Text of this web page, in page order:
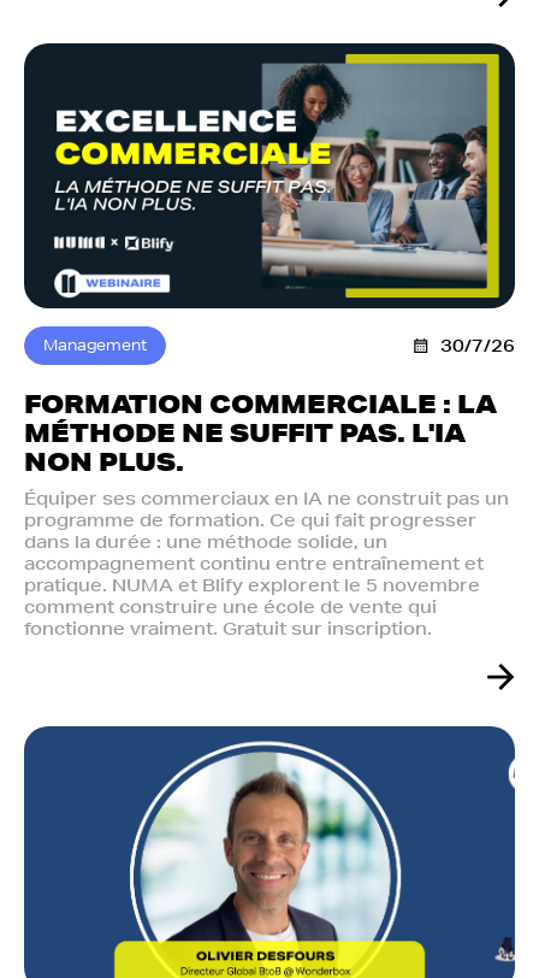
Management 30/7/26
FORMATION COMMERCIALE : LA
MÉTHODE NE SUFFIT PAS. L'IA
NON PLUS.‍
Équiper ses commerciaux en IA ne construit pas un
programme de formation. Ce qui fait progresser
dans la durée : une méthode solide, un
accompagnement continu entre entraînement et
pratique. NUMA et Blify explorent le 5 novembre
comment construire une école de vente qui
fonctionne vraiment. Gratuit sur inscription.